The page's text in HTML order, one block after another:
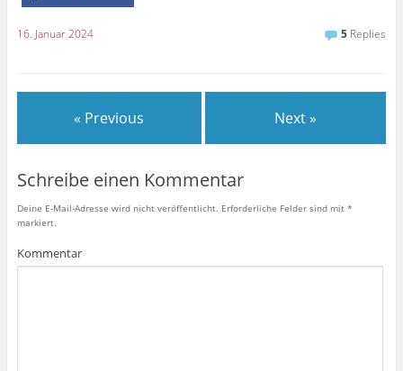
16. Januar 2024 5 Replies
« Previous Next »
Schreibe einen Kommentar
Deine E-Mail-Adresse wird nicht veröffentlicht. Erforderliche Felder sind mit *
markiert.
Kommentar